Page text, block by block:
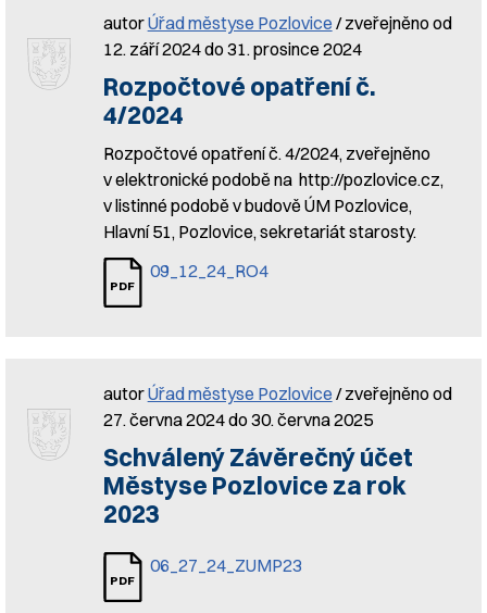
autorÚřad městyse Pozlovice / zveřejněno od
12. září 2024 do 31. prosince 2024
Rozpočtové opatření č.
4/2024
Rozpočtové opatření č. 4/2024, zveřejněno
v elektronické podobě na http://pozlovice.cz,
v listinné podobě v budově ÚM Pozlovice,
Hlavní 51, Pozlovice, sekretariát starosty.
09_12_24_RO4
autorÚřad městyse Pozlovice / zveřejněno od
27. června 2024 do 30. června 2025
Schválený Závěrečný účet
Městyse Pozlovice za rok
2023
06_27_24_ZUMP23